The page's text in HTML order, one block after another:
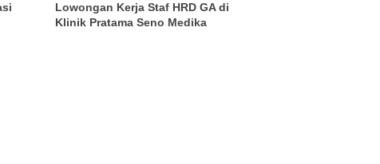
Lowongan Kerja Staf HRD GA di
Klinik Pratama Seno Medika